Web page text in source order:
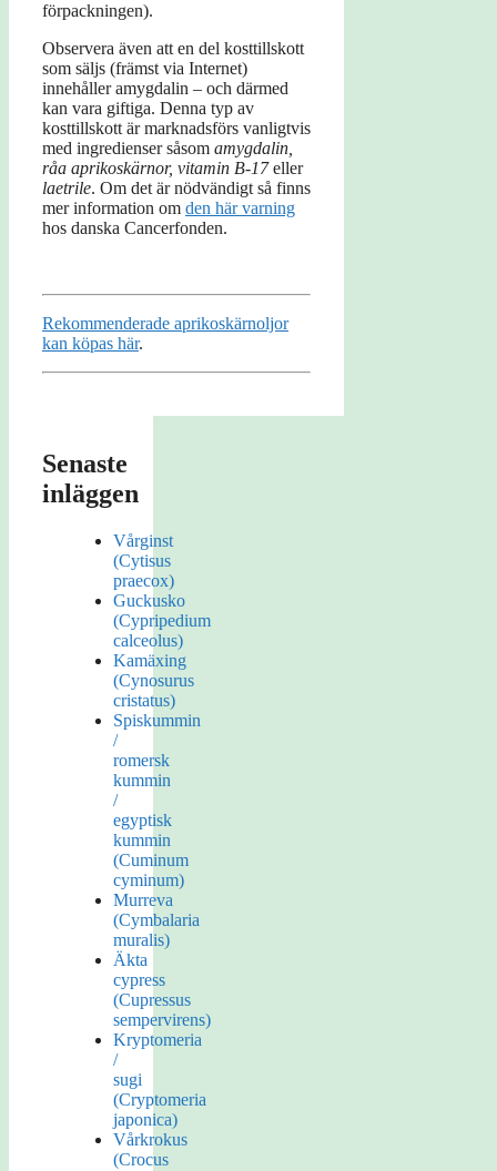
förpackningen).
Observera även att en del kosttillskott
som säljs (främst via Internet)
innehåller amygdalin – och därmed
kan vara giftiga. Denna typ av
kosttillskott är marknadsförs vanligtvis
med ingredienser såsom amygdalin,
råa aprikoskärnor, vitamin B-17eller
laetrile. Om det är nödvändigt så finns
mer information om den här varning
hos danska Cancerfonden.
Rekommenderade aprikoskärnoljor
kan köpas här.
Senaste
inläggen
Vårginst
(Cytisus
praecox)
Guckusko
(Cypripedium
calceolus)
Kamäxing
(Cynosurus
cristatus)
Spiskummin
/
romersk
kummin
/
egyptisk
kummin
(Cuminum
cyminum)
Murreva
(Cymbalaria
muralis)
Äkta
cypress
(Cupressus
sempervirens)
Kryptomeria
/
sugi
(Cryptomeria
japonica)
Vårkrokus
(Crocus